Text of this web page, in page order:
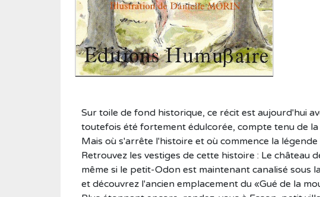
Showbiz
Témoignages
Vie d'antan
Sur toile de fond historique, ce récit est aujourd'hui
toutefois été fortement édulcorée, compte tenu de
Mais où s'arrête l'histoire et où commence la
Retrouvez les vestiges de cette histoire : Le château
même si le petit-Odon est maintenant canalisé sous
et découvrez l'ancien emplacement du «Gué de la